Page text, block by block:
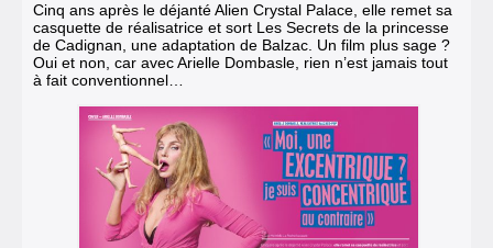
Cinq ans après le déjanté Alien Crystal Palace elle remet sa
casquette de réalisatrice et sort Les Secrets de la princesse
de Cadignan, une adaptation de Balzac. Un film plus sage ?
Oui et non, car avec Arielle Dombasle, rien n’est jamais tout
à fait conventionnel…